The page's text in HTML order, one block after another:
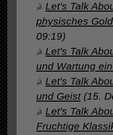
Let's Talk
physisches
09:19)
Let's Talk
und Wartung
Let's Talk
und Geist (15.
Let's Talk
Fruchtige